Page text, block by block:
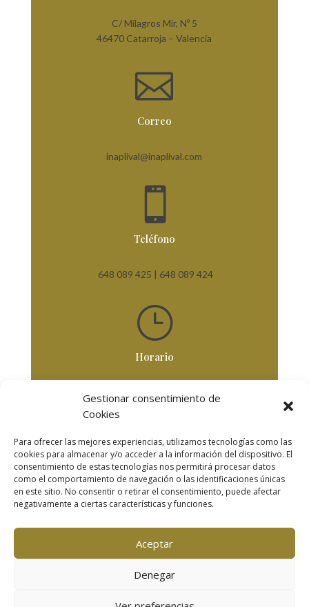
Gestionar consentimiento de
Cookies
Para ofrecer las mejores experiencias, utilizamos tecnologías como las
cookies para almacenar y/o acceder a la información del dispositivo. El
consentimiento de estas tecnologías nos permitirá procesar datos
como el comportamiento de navegación o las identificaciones únicas
en este sitio. No consentir o retirar el consentimiento, puede afectar
negativamente a ciertas características y funciones.
Aceptar
Denegar
C/ Milagros Mir, Nº 5
46470 Catarroja – Valencia

Correo
inaplival@inaplival.com

Teléfono
648 089 425 | 648 089 424
}
Horario
Secciones
INICIO|TRABAJOS| CLIENTES|
NOSOTROS|CONTACTO|VIDEOS
© Copyright | Todos los derechos reservados |